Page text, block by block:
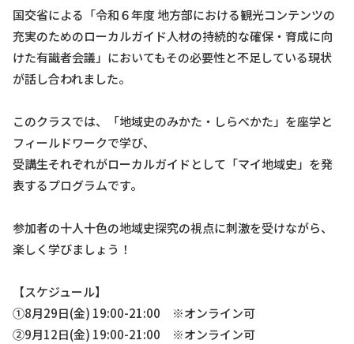
国交省による「令和６年度 地方部における観光コンテンツの
充実のためのローカルガイド人材の持続的な確保・育成に向
けた有識者会議」においてもその必要性と不足している現状
が話し合われました。
このクラスでは、「地域史のみかた・しらべかた」を座学と
フィールドワークで学び、
受講生それぞれがローカルガイドとして「マイ地域史」を発
表するプログラムです。
参加者の十人十色の地域史探究の視点に刺激を受けながら、
楽しく学びましょう！
【スケジュール】
①8月29日(金) 19:00-21:00 ※オンライン可
②9月12日(金) 19:00-21:00 ※オンライン可